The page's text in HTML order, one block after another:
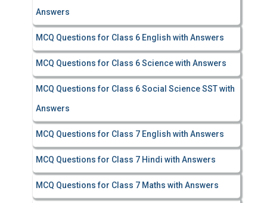
Answers
MCQ Questions for Class 6 English with Answers
MCQ Questions for Class 6 Science with Answers
MCQ Questions for Class 6 Social Science SST with
Answers
MCQ Questions for Class 7 English with Answers
MCQ Questions for Class 7 Hindi with Answers
MCQ Questions for Class 7 Maths with Answers